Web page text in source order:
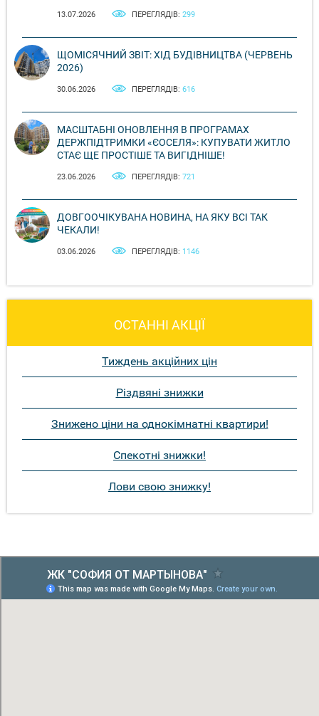
13.07.2026 ПЕРЕГЛЯДІВ: 299
ЩОМІСЯЧНИЙ ЗВІТ: ХІД БУДІВНИЦТВА (ЧЕРВЕНЬ
2026)
30.06.2026 ПЕРЕГЛЯДІВ: 616
МАСШТАБНІ ОНОВЛЕННЯ В ПРОГРАМАХ
ДЕРЖПІДТРИМКИ «ЄОСЕЛЯ»: КУПУВАТИ ЖИТЛО
СТАЄ ЩЕ ПРОСТІШЕ ТА ВИГІДНІШЕ!
23.06.2026 ПЕРЕГЛЯДІВ: 721
ДОВГООЧІКУВАНА НОВИНА, НА ЯКУ ВСІ ТАК
ЧЕКАЛИ!
03.06.2026 ПЕРЕГЛЯДІВ: 1146
ОСТАННІ АКЦІЇ
Тиждень акційних цін
Різдвяні знижки
Знижено ціни на однокімнатні квартири!
Спекотні знижки!
Лови свою знижку!